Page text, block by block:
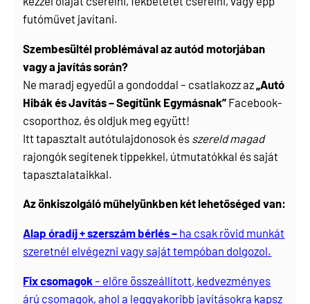
futóművet javítani.
Szembesültél problémával az autód motorjában
vagy a javítás során?
Ne maradj egyedül a gondoddal – csatlakozz az „Autó
Hibák és Javítás – Segítünk Egymásnak” Facebook-
csoporthoz, és oldjuk meg együtt!
Itt tapasztalt autótulajdonosok és szereld magad
rajongók segítenek tippekkel, útmutatókkal és saját
tapasztalataikkal.
Az önkiszolgáló műhelyünkben két lehetőséged van:
Alap óradíj + szerszám bérlés – ha csak rövid munkát
szeretnél elvégezni vagy saját tempóban dolgozol.
Fix csomagok – előre összeállított, kedvezményes
árú csomagok, ahol a leggyakoribb javításokra kapsz